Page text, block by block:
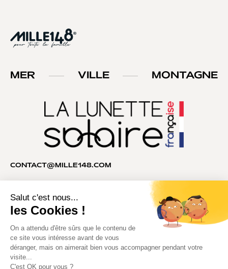
MER VILLE MONTAGNE
CONTACT@MILLE148.COM
Copyright © 2026 MILLE148®. Tous droits réservés.